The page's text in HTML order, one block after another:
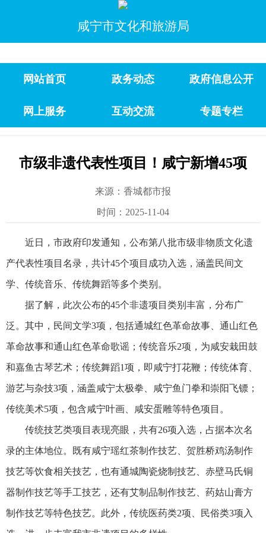
咸宁市文化和旅游局
网站首页 政务动态 政府信息公开
网上服务 互动交流 专题专栏
市级非遗代表性项目！咸宁新增45项
来源：香城都市报
时间：2025-11-04
近日，市政府印发通知，公布第八批市级非物质文化遗
产代表性项目名录，共计45个项目成功入选，涵盖民间文
学、传统音乐、传统舞蹈等多个类别。
据了解，此次公布的45个非遗项目类别丰富，分布广
泛。其中，民间文学3项，包括通城红色革命故事、通山红色
革命故事和通山红色革命歌谣；传统音乐2项，为咸安栽田鼓
和嘉鱼古琴艺术 ；传统舞蹈1项，即咸宁打花鞭；传统体育、
游艺与杂技3项，涵盖咸宁太极拳、 咸宁鱼门拳和崇阳飞镖；
传统美术5项，包含咸宁叶画、 咸安蛋雕等特色项目。
传统技艺类项目表现亮眼，共有26项入选，占据本次名
录的主体地位。既有咸宁瑶红茶制作技艺、贺胜桥鸡汤制作
技艺等饮食相关技艺，也有通城陶瓷烧制技艺、赤壁马氏铜
器制作技艺等手工技艺，还有艾制品制作技艺、药姑山膏方
制作技艺等特色技艺。此外，传统医药类2项、民俗类3项入